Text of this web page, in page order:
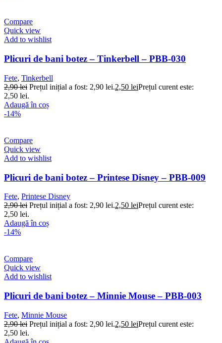
Compare
Quick view
Add to wishlist
Plicuri de bani botez – Tinkerbell – PBB-030
Fete, Tinkerbell
2,90lei Prețul inițial a fost: 2,90 lei.2,50 leiPrețul curent este:
2,50 lei.
Adaugă în coș
-14%
Compare
Quick view
Add to wishlist
Plicuri de bani botez – Printese Disney – PBB-009
Fete, Printese Disney
2,90lei Prețul inițial a fost: 2,90 lei.2,50 leiPrețul curent este:
2,50 lei.
Adaugă în coș
-14%
Compare
Quick view
Add to wishlist
Plicuri de bani botez – Minnie Mouse – PBB-003
Fete, Minnie Mouse
2,90lei Prețul inițial a fost: 2,90 lei.2,50 leiPrețul curent este:
2,50 lei.